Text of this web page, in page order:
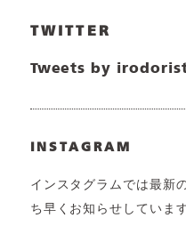
TWITTER
Tweets by
INSTAGRAM
インスタグラムでは最新
ち早くお知らせしていま